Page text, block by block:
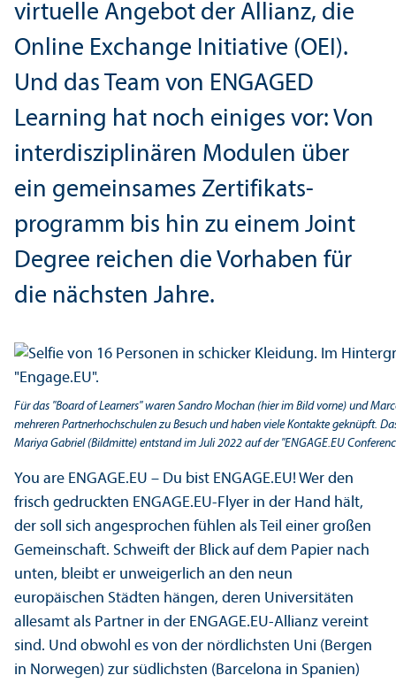
virtuelle Angebot der Allianz, die
Online Exchange Initiative (OEI).
Und das Team von ENGAGED
Learning hat noch einiges vor: Von
interdisziplinären Modulen über
ein gemeinsames Zertifikats­
programm bis hin zu einem Joint
Degree reichen die Vorhaben für
die nächsten Jahre.
Für das "Board of Learners" waren Sandro Mochan (hier im Bild vorne) und
mehreren Partner­hochschulen zu Besuch und haben viele Kontakte geknüpft.
Mariya Gabriel (Bildmitte) entstand im Juli 2022 auf der "ENGAGE.EU
You are ENGAGE.EU – Du bist ENGAGE.EU! Wer den
frisch gedruckten ENGAGE.EU-Flyer in der Hand hält,
der soll sich angesprochen fühlen als Teil einer großen
Gemeinschaft. Schweift der Blick auf dem Papier nach
unten, bleibt er unweigerlich an den neun
europäischen Städten hängen, deren Universitäten
allesamt als Partner in der ENGAGE.EU-Allianz vereint
sind. Und obwohl es von der nördlichsten Uni (Bergen
in Norwegen) zur südlichsten (Barcelona in Spanien)